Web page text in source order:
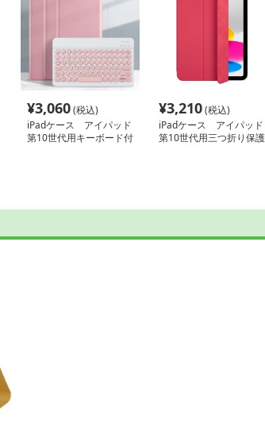
¥3,060(税込)
iPadケース アイパッド
第10世代用キーボード付
¥3,210(税込)
iPadケース アイパッド
第10世代用三つ折り保護